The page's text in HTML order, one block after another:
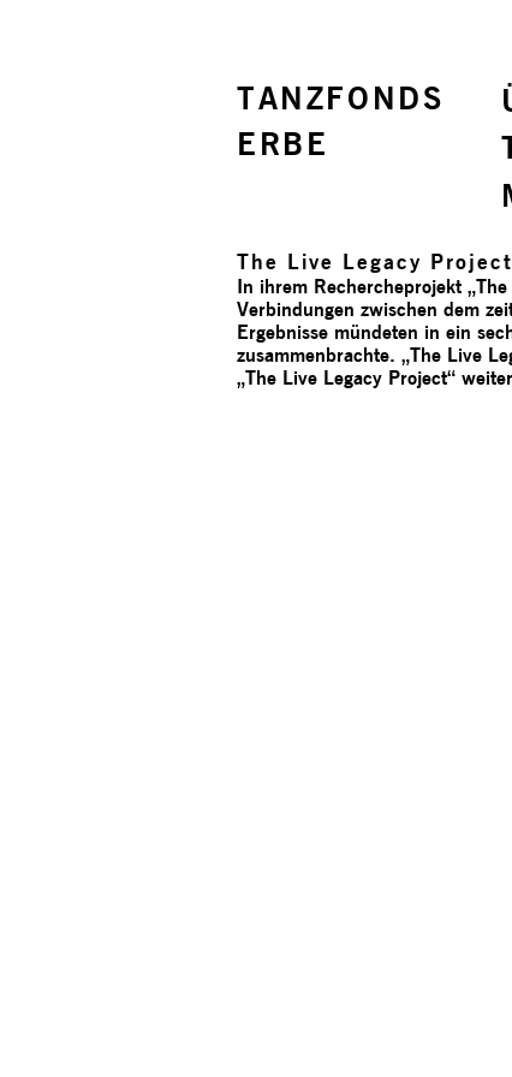
TANZFONDS
ERBE
The Live Legacy Project
In ihrem Rechercheprojekt
Verbindungen zwischen dem
Ergebnisse mündeten in ein
zusammenbrachte. „The Live
„The Live Legacy Project“